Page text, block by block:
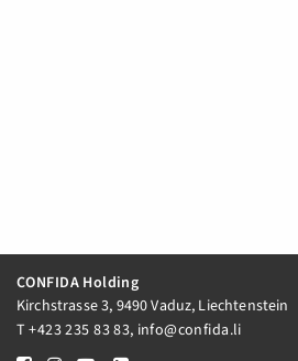
CONFIDA Holding
Kirchstrasse 3, 9490 Vaduz, Liechtenstein
T+423 235 83 83, info@confida.li